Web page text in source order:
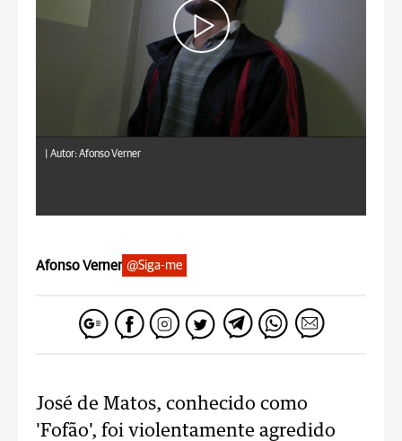
Autor: Afonso Verner
Afonso Verner @Siga-me
José de Matos, conhecido como
'Fofão', foi violentamente agredido